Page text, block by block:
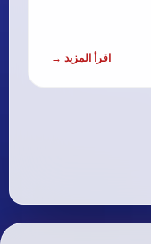
اقرأ المزيد →